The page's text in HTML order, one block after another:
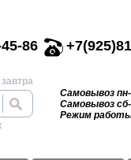
86
Самовывоз
Самовывоз сб-
Режим работы